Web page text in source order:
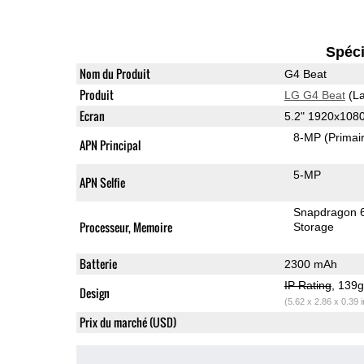
Nom du Produit G4 Beat
Produit LG G4 Beat
Ecran 5.2"
APN Principal 8-MP
APN Selfie 5-MP
Processeur, Memoire
Snapdragon
Storage
Batterie 2300 mAh
Design IP Rating,
(5.62 x 2.86 x 0.39
Prix du marché (USD)